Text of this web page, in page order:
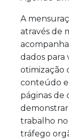
A
através de
dados para
otimização
conteúdo
páginas de
trabalho no
tráfego